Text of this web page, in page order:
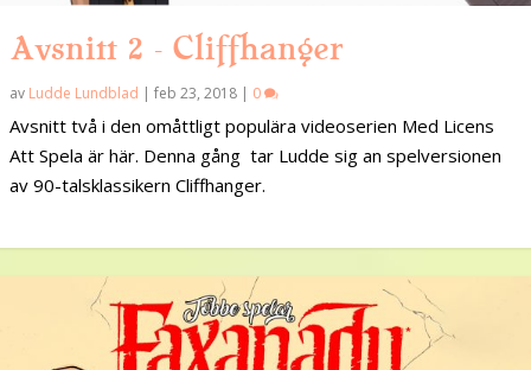
Avsnitt 2 – Cliffhanger
av Ludde Lundblad | feb 23, 2018 | 0
Avsnitt två i den omåttligt populära videoserien Med Licens
Att Spela är här. Denna gång tar Ludde sig an spelversionen
av 90-talsklassikern Cliffhanger.